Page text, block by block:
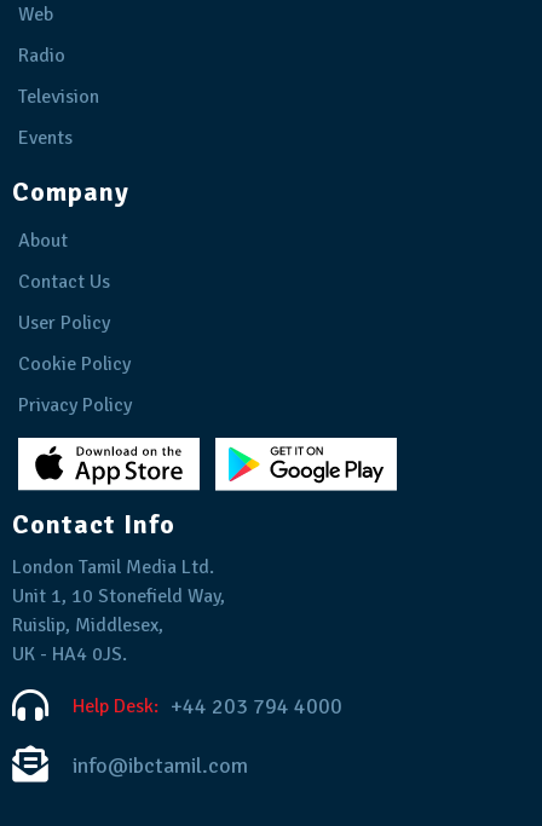
Web
Radio
Television
Events
Company
About
Contact Us
User Policy
Cookie Policy
Privacy Policy
Contact Info
London Tamil Media Ltd.
Unit 1, 10 Stonefield Way,
Ruislip, Middlesex,
UK - HA4 0JS.
Help Desk: +44 203 794 4000
info@ibctamil.com